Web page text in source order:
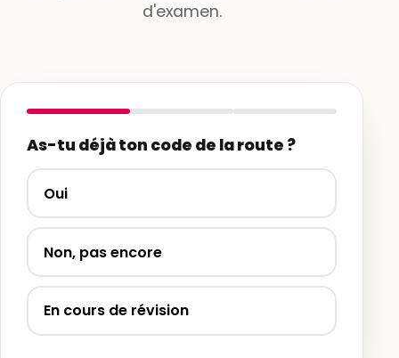
d'examen.
As-tu déjà ton code de la route ?
Oui
Non, pas encore
En cours de révision